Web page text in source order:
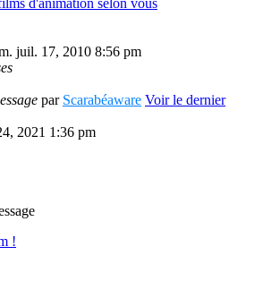
d'animation selon vous
juil. 17, 2010 8:56 pm
par Scarabéaware Voir le dernier
2021 1:36 pm
!